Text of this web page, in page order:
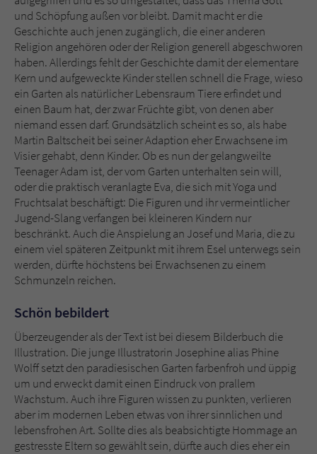
und Schöpfung außen vor bleibt. Damit macht er die
Geschichte auch jenen zugänglich, die einer anderen
Religion angehören oder der Religion generell abgeschworen
haben. Allerdings fehlt der Geschichte damit der elementare
Kern und aufgeweckte Kinder stellen schnell die Frage, wieso
ein Garten als natürlicher Lebensraum Tiere erfindet und
einen Baum hat, der zwar Früchte gibt, von denen aber
niemand essen darf. Grundsätzlich scheint es so, als habe
Martin Baltscheit bei seiner Adaption eher Erwachsene im
Visier gehabt, denn Kinder. Ob es nun der gelangweilte
Teenager Adam ist, der vom Garten unterhalten sein will,
oder die praktisch veranlagte Eva, die sich mit Yoga und
Fruchtsalat beschäftigt: Die Figuren und ihr vermeintlicher
Jugend-Slang verfangen bei kleineren Kindern nur
beschränkt. Auch die Anspielung an Josef und Maria, die zu
einem viel späteren Zeitpunkt mit ihrem Esel unterwegs sein
werden, dürfte höchstens bei Erwachsenen zu einem
Schmunzeln reichen.
Schön bebildert
Überzeugender als der Text ist bei diesem Bilderbuch die
Illustration. Die junge Illustratorin Josephine alias Phine
Wolff setzt den paradiesischen Garten farbenfroh und üppig
um und erweckt damit einen Eindruck von prallem
Wachstum. Auch ihre Figuren wissen zu punkten, verlieren
aber im modernen Leben etwas von ihrer sinnlichen und
lebensfrohen Art. Sollte dies als beabsichtigte Hommage an
gestresste Eltern so gewählt sein, dürfte auch dies eher ein